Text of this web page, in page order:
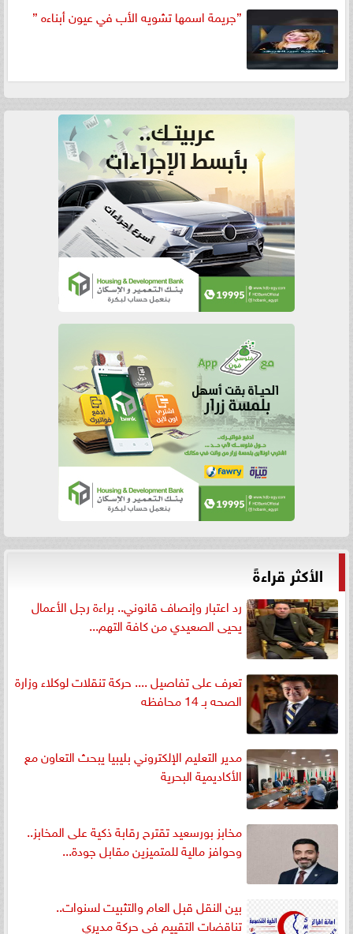
”جريمة اسمها تشويه الأب في عيون أبناءه ”
الأكثر قراءةً
رد اعتبار وإنصاف قانوني.. براءة رجل الأعمال
يحيى الصعيدي من كافة التهم...
تعرف على تفاصيل .... حركة تنقلات لوكلاء وزارة
الصحه بـ 14 محافظه
مدير التعليم الإلكتروني بليبيا يبحث التعاون مع
الأكاديمية البحرية
مخابز بورسعيد تقترح رقابة ذكية على المخابز..
وحوافز مالية للمتميزين مقابل جودة...
بين النقل قبل العام والتثبيت لسنوات..
تناقضات التقييم في حركة مديري